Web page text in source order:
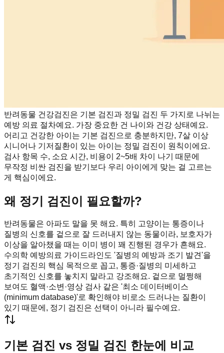
반려동물 건강검진은 기본 검진과 정밀 검진 두 가지로 나뉘는
예방 의료 절차예요. 가장 중요한 건 나이와 건강 상태예요.
어리고 건강한 아이는 기본 검진으로 충분하지만, 7살 이상
시니어나 기저질환이 있는 아이는 정밀 검진이 원칙이에요.
검사 항목 수, 소요 시간, 비용이 2~5배 차이 나기 때문에
무작정 비싼 검진을 받기보다 우리 아이에게 맞는 걸 고르는
게 핵심이에요.
왜 정기 검진이 필요할까?
반려동물은 아파도 말을 못 해요. 특히 고양이는 통증이나
질병의 신호를 겉으로 잘 드러내지 않는 동물이라, 보호자가
이상을 알아챘을 때는 이미 병이 꽤 진행된 경우가 흔해요.
수의학 예방의료 가이드라인도 '질병의 예방과 조기 발견'을
정기 검진의 핵심 목적으로 꼽고, 통증·질병의 미세하고
초기적인 신호를 놓치지 말라고 강조해요. 겉으로 멀쩡해
보여도 혈액·소변·영상 검사 같은 '최소 데이터베이스
(minimum database)'로 확인해야 비로소 드러나는 질환이
있기 때문에, 정기 검진은 선택이 아니라 필수예요.
기본 검진 vs 정밀 검진 한눈에 비교